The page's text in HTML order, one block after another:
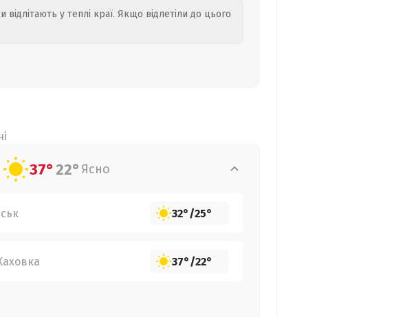
у теплі краї. Якщо відлетіли до цього
37°22° Ясно
32°/25°
37°/22°